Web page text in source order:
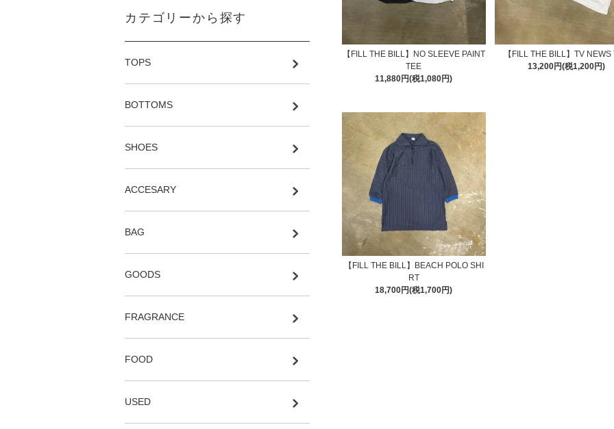
【FILL THE BILL】NO SLEEVE PAINT
TEE
11,880円(税1,080円)
【FILL THE BILL】TV NEWS
13,200円(税1,200円)
【FILL THE BILL】BEACH POLO SHI
RT
18,700円(税1,700円)
カテゴリーから探す
TOPS
BOTTOMS
SHOES
ACCESARY
BAG
GOODS
FRAGRANCE
FOOD
USED